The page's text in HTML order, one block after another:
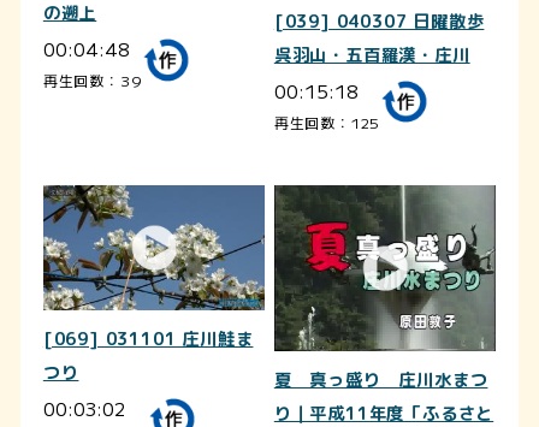
の遡上
00:04:48
再生回数：39
[039] 040307 日曜散歩
呉羽山・五百羅漢・庄川
00:15:18
再生回数：125
[069] 031101 庄川鮭ま
つり
00:03:02
夏 真っ盛り 庄川水まつ
り｜平成11年度「ふるさと